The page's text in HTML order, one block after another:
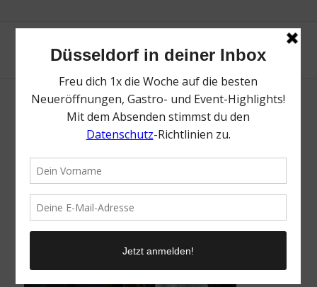
Schneekönigin, Hans Jörg Michel
14. Februar 2017 /